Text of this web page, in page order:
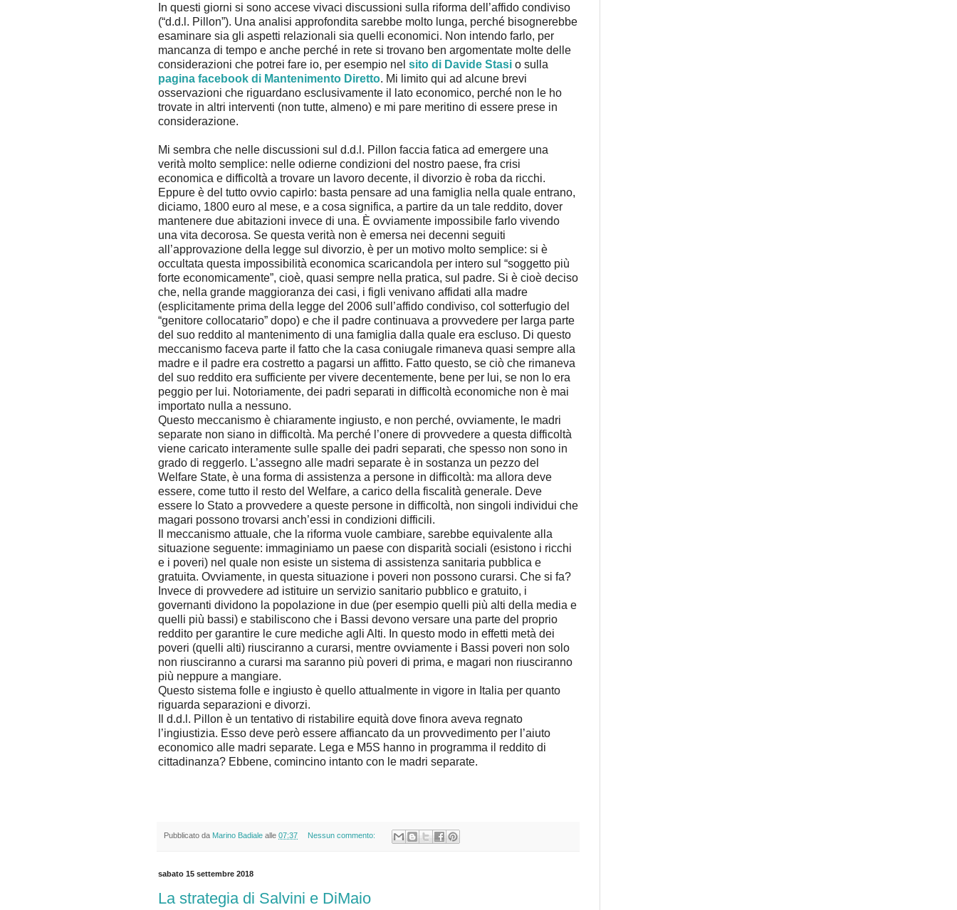
In questi giorni si sono accese vivaci discussioni sulla riforma dell’affido condiviso
(“d.d.l. Pillon”). Una analisi approfondita sarebbe molto lunga, perché bisognerebbe
esaminare sia gli aspetti relazionali sia quelli economici. Non intendo farlo, per
mancanza di tempo e anche perché in rete si trovano ben argomentate molte delle
considerazioni che potrei fare io, per esempio nel sito di Davide Stasi o sulla
pagina facebook di Mantenimento Diretto. Mi limito qui ad alcune brevi
osservazioni che riguardano esclusivamente il lato economico, perché non le ho
trovate in altri interventi (non tutte, almeno) e mi pare meritino di essere prese in
considerazione.
Mi sembra che nelle discussioni sul d.d.l. Pillon faccia fatica ad emergere una
verità molto semplice: nelle odierne condizioni del nostro paese, fra crisi
economica e difficoltà a trovare un lavoro decente, il divorzio è roba da ricchi.
Eppure è del tutto ovvio capirlo: basta pensare ad una famiglia nella quale entrano,
diciamo, 1800 euro al mese, e a cosa significa, a partire da un tale reddito, dover
mantenere due abitazioni invece di una. È ovviamente impossibile farlo vivendo
una vita decorosa. Se questa verità non è emersa nei decenni seguiti
all’approvazione della legge sul divorzio, è per un motivo molto semplice: si è
occultata questa impossibilità economica scaricandola per intero sul “soggetto più
forte economicamente”, cioè, quasi sempre nella pratica, sul padre. Si è cioè deciso
che, nella grande maggioranza dei casi, i figli venivano affidati alla madre
(esplicitamente prima della legge del 2006 sull’affido condiviso, col sotterfugio del
“genitore collocatario” dopo) e che il padre continuava a provvedere per larga parte
del suo reddito al mantenimento di una famiglia dalla quale era escluso. Di questo
meccanismo faceva parte il fatto che la casa coniugale rimaneva quasi sempre alla
madre e il padre era costretto a pagarsi un affitto. Fatto questo, se ciò che rimaneva
del suo reddito era sufficiente per vivere decentemente, bene per lui, se non lo era
peggio per lui. Notoriamente, dei padri separati in difficoltà economiche non è mai
importato nulla a nessuno.
Questo meccanismo è chiaramente ingiusto, e non perché, ovviamente, le madri
separate non siano in difficoltà. Ma perché l’onere di provvedere a questa difficoltà
viene caricato interamente sulle spalle dei padri separati, che spesso non sono in
grado di reggerlo. L’assegno alle madri separate è in sostanza un pezzo del
Welfare State, è una forma di assistenza a persone in difficoltà: ma allora deve
essere, come tutto il resto del Welfare, a carico della fiscalità generale. Deve
essere lo Stato a provvedere a queste persone in difficoltà, non singoli individui che
magari possono trovarsi anch’essi in condizioni difficili.
Il meccanismo attuale, che la riforma vuole cambiare, sarebbe equivalente alla
situazione seguente: immaginiamo un paese con disparità sociali (esistono i ricchi
e i poveri) nel quale non esiste un sistema di assistenza sanitaria pubblica e
gratuita. Ovviamente, in questa situazione i poveri non possono curarsi. Che si fa?
Invece di provvedere ad istituire un servizio sanitario pubblico e gratuito, i
governanti dividono la popolazione in due (per esempio quelli più alti della media e
quelli più bassi) e stabiliscono che i Bassi devono versare una parte del proprio
reddito per garantire le cure mediche agli Alti. In questo modo in effetti metà dei
poveri (quelli alti) riusciranno a curarsi, mentre ovviamente i Bassi poveri non solo
non riusciranno a curarsi ma saranno più poveri di prima, e magari non riusciranno
più neppure a mangiare.
Questo sistema folle e ingiusto è quello attualmente in vigore in Italia per quanto
riguarda separazioni e divorzi.
Il d.d.l. Pillon è un tentativo di ristabilire equità dove finora aveva regnato
l’ingiustizia. Esso deve però essere affiancato da un provvedimento per l’aiuto
economico alle madri separate. Lega e M5S hanno in programma il reddito di
cittadinanza? Ebbene, comincino intanto con le madri separate.
Pubblicato da Marino Badiale alle 07:37 Nessun commento:
sabato 15 settembre 2018
La strategia di Salvini e DiMaio